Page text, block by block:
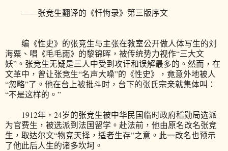
——张竞生翻译的《忏悔录》第三版序文
编《性史》的张竞生与主张在教室公开做人体写生的刘
海粟、唱《毛毛雨》的黎锦晖，被传统势力视作“三大文
妖”。张竞生无疑是三人中受到攻讦和误解最多的。然而，在
文革中，曾让张竞生“名声大噪”的《性史》，竟意外地被人
“忽略”了。他在台上被批斗时，台下的张氏宗亲就集体叫：
“不是这样的。”
1912年，24岁的张竞生被中华民国临时政府稽勋局选派
为官费生，被选派到法国留学。赴法前，他由原名改名张竞
生，取达尔文“物竞天择，适者生存”之意。此一改名也预示
了他此后人生的诸多坎坷。